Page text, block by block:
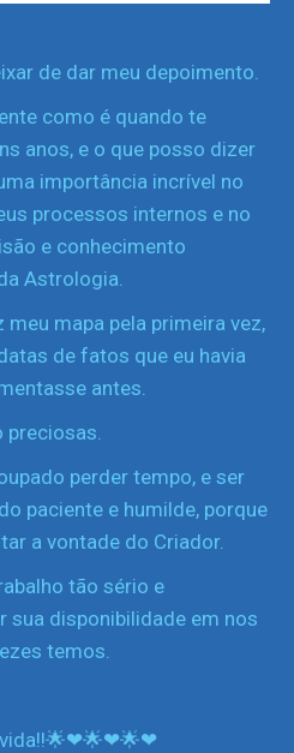
de dar meu depoimento.
como é quando te
anos, e o que posso dizer
importância incrível no
processos internos e no
e conhecimento
Astrologia.
mapa pela primeira vez,
de fatos que eu havia
antes.
perder tempo, e ser
paciente e humilde, porque
a vontade do Criador.
tão sério e
sua disponibilidade em nos
temos.
vida!!🌟❤🌟❤🌟❤